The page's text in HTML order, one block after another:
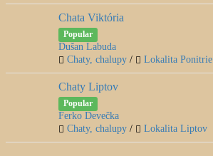
Chata Viktória
Popular
Dušan Labuda
Chaty, chalupy / Lokalita Ponitrie
Chaty Liptov
Popular
Ferko Devečka
Chaty, chalupy / Lokalita Liptov